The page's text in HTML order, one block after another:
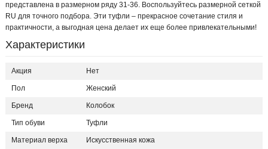
представлена в размерном ряду 31-36. Воспользуйтесь размерной сеткой
RU для точного подбора. Эти туфли – прекрасное сочетание стиля и
практичности, а выгодная цена делает их еще более привлекательными!
Характеристики
Акция Нет
Пол Женский
Бренд Колобок
Тип обуви Туфли
Материал верха Искусственная кожа